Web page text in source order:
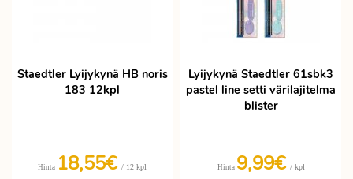
Staedtler Lyijykynä HB noris
183 12kpl
Hinta 18,55€ / 12 kpl
Lyijykynä Staedtler 61sbk3
pastel line setti värilajitelma
blister
Hinta 9,99€ / kpl